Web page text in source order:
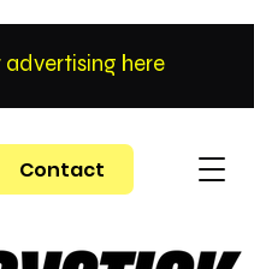
Contact
advertising here